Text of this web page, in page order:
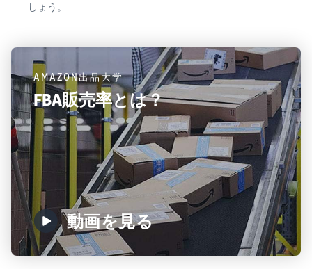
しょう。
AMAZON出品大学
FBA販売率とは？
動画を見る